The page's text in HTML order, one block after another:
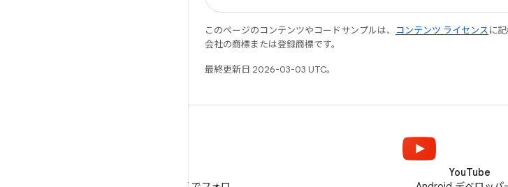
このページのコンテンツやコードサンプルは、 コンテンツ ライセンスに
会社の商標または登録商標です。
最終更新日 2026-03-03 UTC。
YouTube